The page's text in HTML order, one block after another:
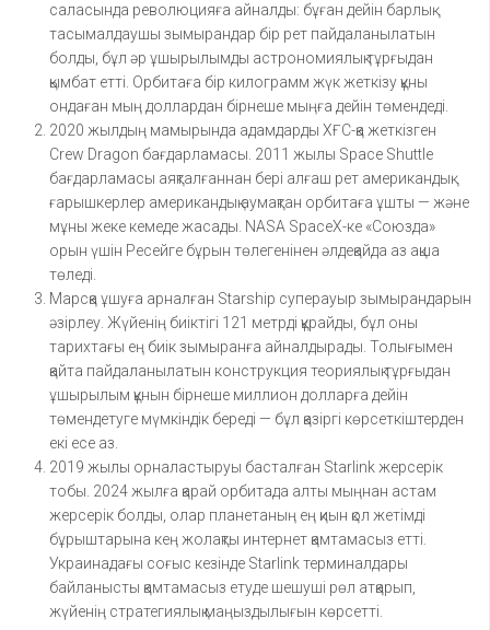
саласында революцияға айналды: бұған дейін барлық
тасымалдаушы зымырандар бір рет пайдаланылатын
болды, бұл әр ұшырылымды астрономиялық тұрғыдан
қымбат етті. Орбитаға бір килограмм жүк жеткізу құны
ондаған мың доллардан бірнеше мыңға дейін төмендеді.
2020 жылдың мамырында адамдарды ХҒС-қа жеткізген
Crew Dragon бағдарламасы. 2011 жылы Space Shuttle
бағдарламасы аяқталғаннан бері алғаш рет американдық
ғарышкерлер американдық аумақтан орбитаға ұшты — және
мұны жеке кемеде жасады. NASA SpaceX-ке «Союзда»
орын үшін Ресейге бұрын төлегенінен әлдеқайда аз ақша
төледі.
Марсқа ұшуға арналған Starship суперауыр зымырандарын
әзірлеу. Жүйенің биіктігі 121 метрді құрайды, бұл оны
тарихтағы ең биік зымыранға айналдырады. Толығымен
қайта пайдаланылатын конструкция теориялық тұрғыдан
ұшырылым құнын бірнеше миллион долларға дейін
төмендетуге мүмкіндік береді — бұл қазіргі көрсеткіштерден
екі есе аз.
2019 жылы орналастыруы басталған Starlink жерсерік
тобы. 2024 жылға қарай орбитада алты мыңнан астам
жерсерік болды, олар планетаның ең қиын қол жетімді
бұрыштарына кең жолақты интернет қамтамасыз етті.
Украинадағы соғыс кезінде Starlink терминалдары
байланысты қамтамасыз етуде шешуші рөл атқарып,
жүйенің стратегиялық маңыздылығын көрсетті.